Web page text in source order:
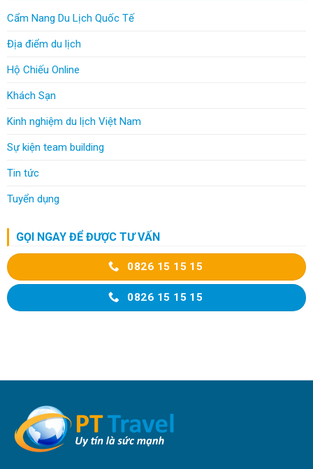
Cẩm Nang Du Lịch Quốc Tế
Địa điểm du lịch
Hộ Chiếu Online
Khách Sạn
Kinh nghiệm du lịch Việt Nam
Sự kiện team building
Tin tức
Tuyển dụng
GỌI NGAY ĐỂ ĐƯỢC TƯ VẤN
0826 15 15 15
0826 15 15 15